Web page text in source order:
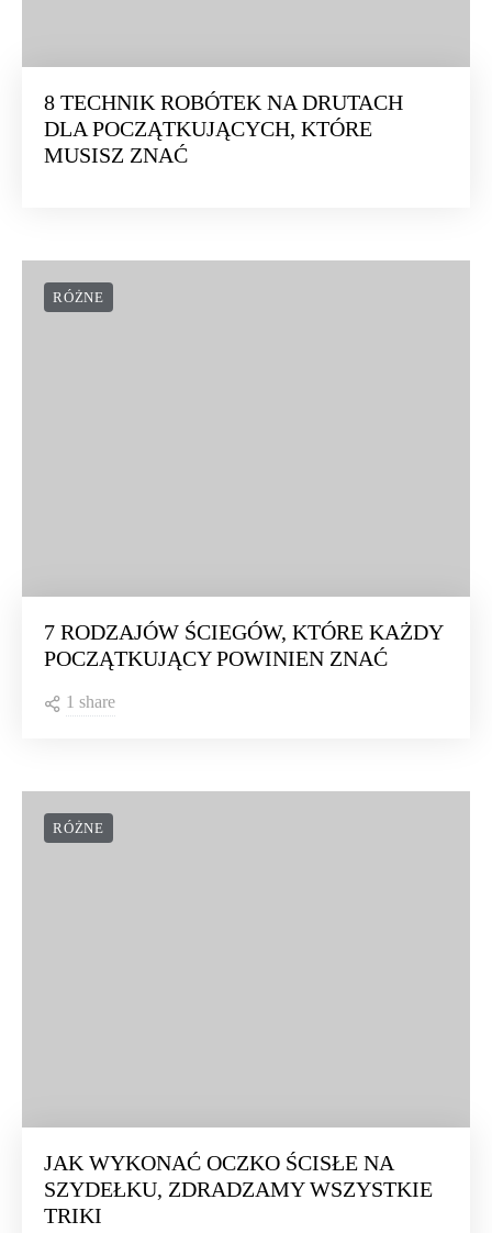
8 TECHNIK ROBÓTEK NA DRUTACH
DLA POCZĄTKUJĄCYCH, KTÓRE
MUSISZ ZNAĆ
RÓŻNE
7 RODZAJÓW ŚCIEGÓW, KTÓRE KAŻDY
POCZĄTKUJĄCY POWINIEN ZNAĆ
1 share
RÓŻNE
JAK WYKONAĆ OCZKO ŚCISŁE NA
SZYDEŁKU, ZDRADZAMY WSZYSTKIE
TRIKI